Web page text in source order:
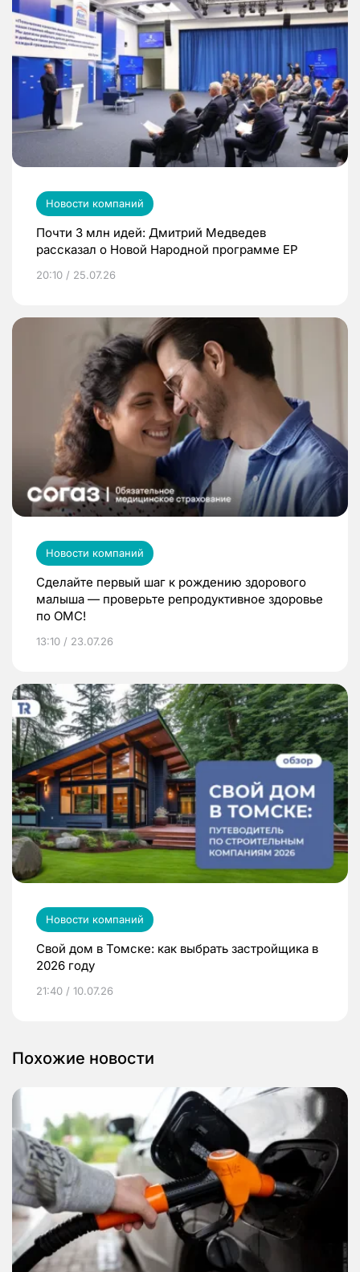
Новости компаний
Почти 3 млн идей: Дмитрий Медведев
рассказал о Новой Народной программе ЕР
20:10 / 25.07.26
Новости компаний
Сделайте первый шаг к рождению здорового
малыша — проверьте репродуктивное здоровье
по ОМС!
13:10 / 23.07.26
Новости компаний
Свой дом в Томске: как выбрать застройщика в
2026 году
21:40 / 10.07.26
Похожие новости